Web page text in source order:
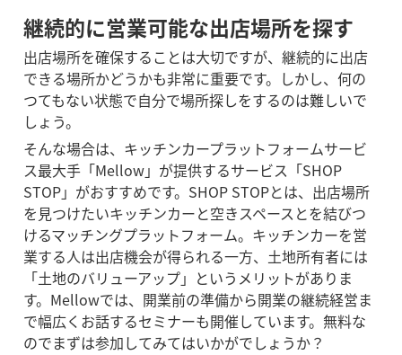
継続的に営業可能な出店場所を探す
出店場所を確保することは大切ですが、継続的に出店
できる場所かどうかも非常に重要です。しかし、何の
つてもない状態で自分で場所探しをするのは難しいで
しょう。
そんな場合は、キッチンカープラットフォームサービ
ス最大手「Mellow」が提供するサービス「SHOP
STOP」がおすすめです。SHOP STOPとは、出店場所
を見つけたいキッチンカーと空きスペースとを結びつ
けるマッチングプラットフォーム。キッチンカーを営
業する人は出店機会が得られる一方、土地所有者には
「土地のバリューアップ」というメリットがありま
す。Mellowでは、開業前の準備から開業の継続経営ま
で幅広くお話するセミナーも開催しています。無料な
のでまずは参加してみてはいかがでしょうか？